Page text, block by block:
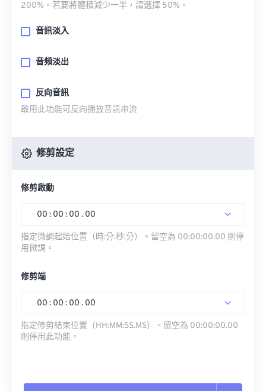
200%。若要將體積減少一半，請選擇 50%。
音訊淡入
音頻淡出
反向音訊
啟用此功能可反向播放音訊串流
修剪設定
修剪啟動
00 : 00 : 00 . 00
指定微調起始位置（時:分:秒.分）。留空為 00:00:00.00 則停
用微調。
修剪端
00 : 00 : 00 . 00
指定修剪結束位置（HH:MM:SS.MS）。留空為 00:00:00.00
則停用此功能。